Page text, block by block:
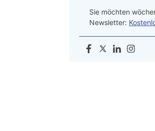
Sie möchten
Newsletter: